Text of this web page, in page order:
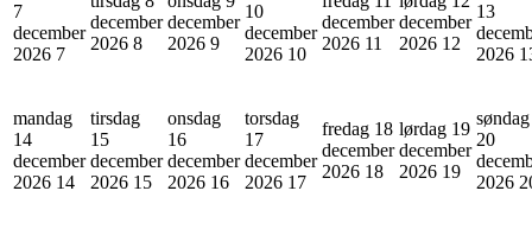
7
december
2026 7
december
2026 8
december
2026 9
10
december
2026 10
december
2026 11
december
2026 12
13
2026
mandag
14
december
2026 14
tirsdag
15
december
2026 15
onsdag
16
december
2026 16
torsdag
17
december
2026 17
fredag 18
december
2026 18
lørdag 19
december
2026 19
søndag
20
2026